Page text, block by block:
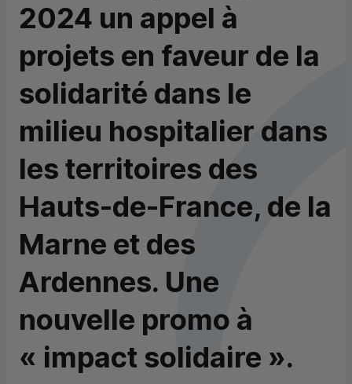
2024 un appel à
projets en faveur de la
solidarité dans le
milieu hospitalier dans
les territoires des
Hauts-de-France, de la
Marne et des
Ardennes. Une
nouvelle promo à
« impact solidaire ».